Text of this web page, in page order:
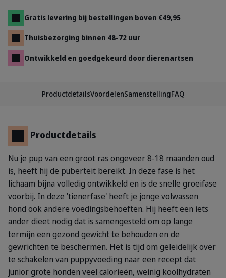
Gratis levering bij bestellingen boven €49,95
Thuisbezorging binnen 48-72 uur
Ontwikkeld en goedgekeurd door dierenartsen
ProductdetailsVoordelenSamenstellingFAQ
Productdetails
Nu je pup van een groot ras ongeveer 8-18 maanden oud
is, heeft hij de puberteit bereikt. In deze fase is het
lichaam bijna volledig ontwikkeld en is de snelle groeifase
voorbij. In deze 'tienerfase' heeft je jonge volwassen
hond ook andere voedingsbehoeften. Hij heeft een iets
ander dieet nodig dat is samengesteld om op lange
termijn een gezond gewicht te behouden en de
gewrichten te beschermen. Het is tijd om geleidelijk over
te schakelen van puppyvoeding naar een recept dat
junior grote honden veel calorieën, weinig koolhydraten